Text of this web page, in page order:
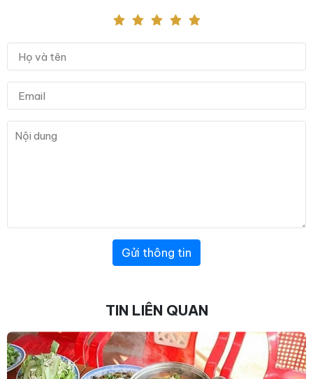
Gửi thông tin
TIN LIÊN QUAN